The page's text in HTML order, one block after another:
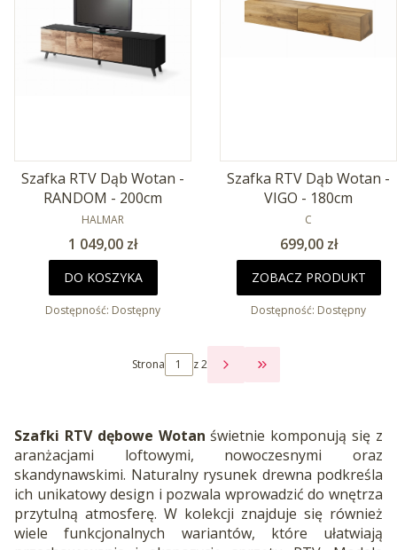
Szafka RTV Dąb Wotan -
RANDOM - 200cm
PRODUCENT
HALMAR
Cena
1 049,00 zł
DO KOSZYKA
Dostępność: Dostępny
Szafka RTV Dąb Wotan -
VIGO - 180cm
PRODUCENT
C
Cena
699,00 zł
ZOBACZ PRODUKT
Dostępność: Dostępny
Strona z 2
PRZEJDŹ DO
Szafki RTV dębowe Wotan świetnie komponują się z
aranżacjami loftowymi, nowoczesnymi oraz
skandynawskimi. Naturalny rysunek drewna podkreśla
ich unikatowy design i pozwala wprowadzić do wnętrza
przytulną atmosferę. W kolekcji znajduje się również
wiele funkcjonalnych wariantów, które ułatwiają